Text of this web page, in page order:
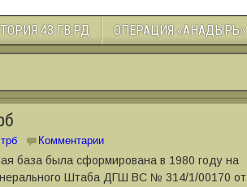
43 ГВ.РД ОПЕРАЦИЯ «АНАДЫРЬ»
Комментарии
база была сформирована в 1980 году на
Штаба ДГШ ВС № 314/1/00170 от